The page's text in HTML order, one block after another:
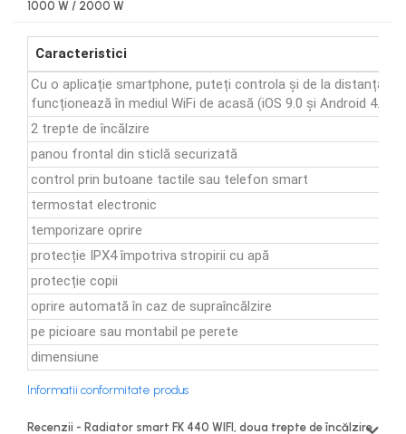
1000 W / 2000 W
Caracteristici
Cu o aplicație smartphone, puteți controla și de la distanță
funcționează în mediul WiFi de acasă (iOS 9.0 și Android 4.1
2 trepte de încălzire
panou frontal din sticlă securizată
control prin butoane tactile sau telefon smart
termostat electronic
temporizare oprire
protecție IPX4 împotriva stropirii cu apă
protecție copii
oprire automată în caz de supraîncălzire
pe picioare sau montabil pe perete
dimensiune
Informatii conformitate produs
Recenzii - Radiator smart FK 440 WIFI, doua trepte de încălzire